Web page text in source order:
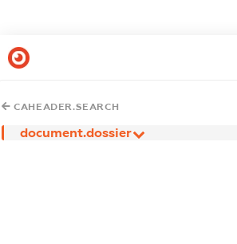
CAHEADER.SEARCH
document.dossier